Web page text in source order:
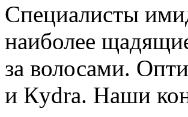
Специалисты
наиболее
за волосами.
и Кydra. Наши